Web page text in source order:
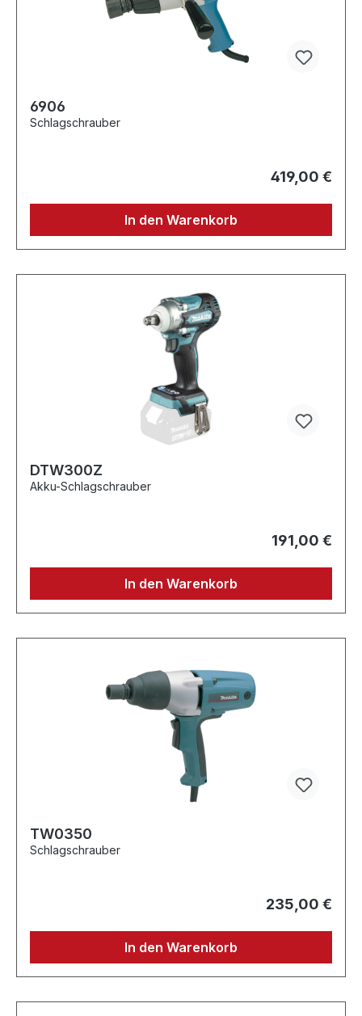
6906
Schlagschrauber
419,00 €
In den Warenkorb
DTW300Z
Akku-Schlagschrauber
191,00 €
In den Warenkorb
TW0350
Schlagschrauber
235,00 €
In den Warenkorb